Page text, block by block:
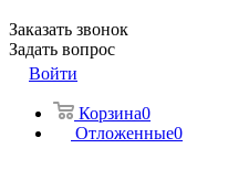
Заказать звонок
Задать вопрос
Войти
Корзина0
Отложенные0